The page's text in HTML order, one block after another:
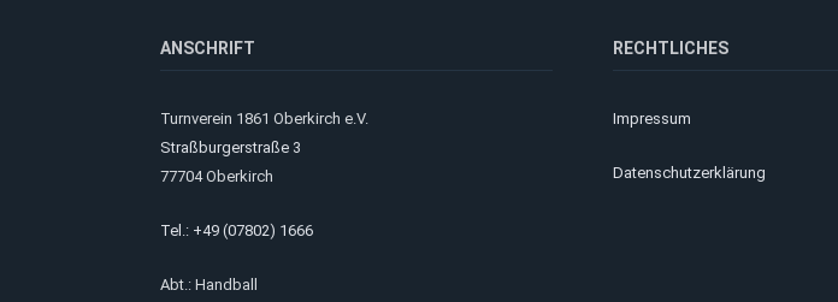
ANSCHRIFT
Turnverein 1861 Oberkirch e.V.
Straßburgerstraße 3
77704 Oberkirch
Tel.: +49 (07802) 1666
Abt.: Handball
RECHTLICHES
Impressum
Datenschutzerklärung